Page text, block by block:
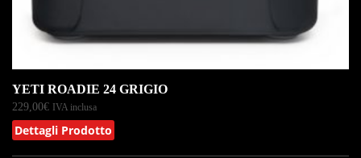
YETI ROADIE 24 GRIGIO
229,00€ IVA inclusa
Dettagli Prodotto